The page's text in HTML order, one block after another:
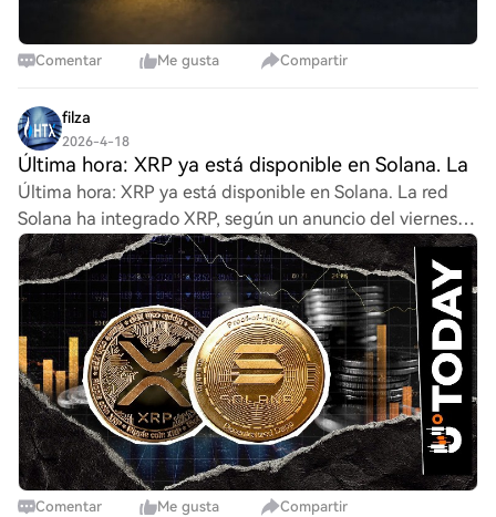
Comentar Me gusta Compartir
filza
2026-4-18
Última hora: XRP ya está disponible en Solana. La
Última hora: XRP ya está disponible en Solana. La red
Solana ha integrado XRP, según un anuncio del viernes.
Esta integración une dos de los ecosistemas más
importantes de la industria de las criptomo
Comentar Me gusta Compartir